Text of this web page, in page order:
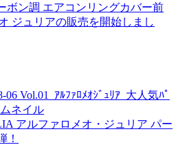
ボン調 エアコンリングカバー前
ジュリアの販売を開始しまし
アルファロメオ・ジュリア パー
！